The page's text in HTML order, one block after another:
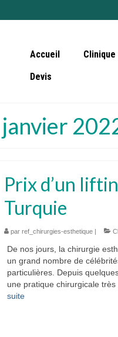
Accueil Clinique
Devis
Prix d’un
Turquie
par ref_chirurgies-esthetique|
De nos jours, la chirurgie
un grand nombre de
particulières. Depuis
une pratique chirurgicale
suite­­